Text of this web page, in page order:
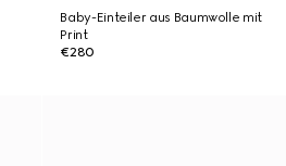
Baby-Einteiler aus Baumwolle mit
Print
€280